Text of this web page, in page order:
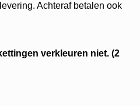
Achteraf betalen ook
verkleuren niet. (2